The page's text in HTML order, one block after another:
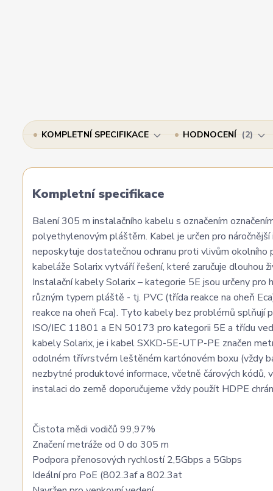
KOMPLETNÍ SPECIFIKACE HODNOCENÍ 2
Kompletní specifikace
Balení 305 m instalačního kabelu s označením
polyethylenovým pláštěm. Kabel je určen pro
neposkytuje dostatečnou ochranu proti vlivům
kabeláže Solarix vytváří řešení, které zaručuje dlouhou
Instalační kabely Solarix – kategorie 5E jsou určeny
různým typem pláště - tj. PVC (třída reakce na oheň
reakce na oheň Fca). Tyto kabely bez problémů splňují
ISO/IEC 11801 a EN 50173 pro kategorii 5E a třídu
kabely Solarix, je i kabel SXKD-5E-UTP-PE značen
odolném třívrstvém leštěném kartónovém boxu (vždy
nezbytné produktové informace, včetně čárových kódů,
instalaci do země doporučujeme vždy použít HDPE
Čistota mědi vodičů 99,97%
Značení metráže od 0 do 305 m
Podpora přenosových rychlostí 2,5Gbps a 5Gbps
Ideální pro PoE (802.3af a 802.3at